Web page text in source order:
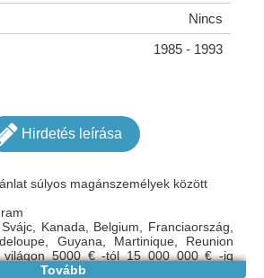
Nincs
1985 - 1993
Hirdetés leírása
súlyos magánszemélyek között
Kanada, Belgium, Franciaország,
Guyana, Martinique, Reunion
világon 5000 € -tól 15 000 000 € -ig
minden olyan személynek, aki
Tovább